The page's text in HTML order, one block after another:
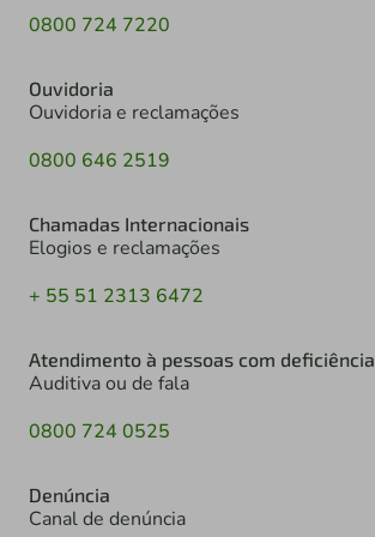
0800 724 7220
Ouvidoria
Ouvidoria e reclamações
0800 646 2519
Chamadas Internacionais
Elogios e reclamações
+ 55 51 2313 6472
Atendimento à pessoas com deficiência
Auditiva ou de fala
0800 724 0525
Denúncia
Canal de denúncia